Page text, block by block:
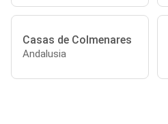
Casas de Colmenares
Andalusia